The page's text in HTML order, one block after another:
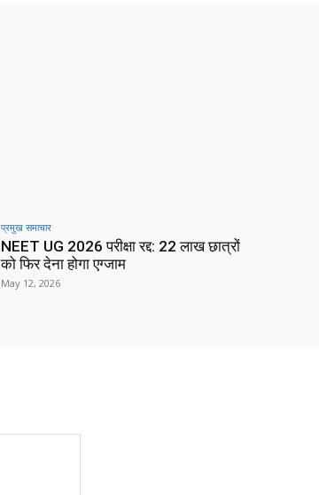
प्रमुख समाचार‎
NEET UG 2026 परीक्षा रद्द: 22 लाख छात्रों
को फिर देना होगा एग्जाम
May 12, 2026